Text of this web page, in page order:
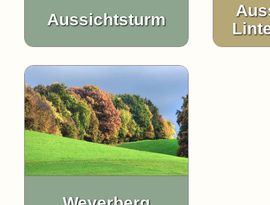
Aussichtsturm